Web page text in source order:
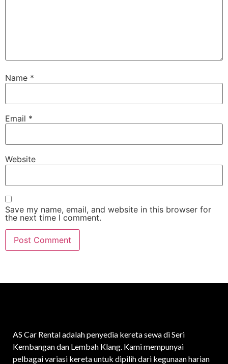
Name *
Email *
Website
Save my name, email, and website in this browser for
the next time I comment.
AS Car Rental adalah penyedia kereta sewa di Seri
Kembangan dan Lembah Klang. Kami mempunyai
pelbagai variasi kereta untuk dipilih dari kegunaan harian